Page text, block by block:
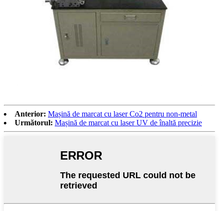
Anterior: Mașină de marcat cu laser Co2 pentru non-metal
Următorul: Mașină de marcat cu laser UV de înaltă precizie